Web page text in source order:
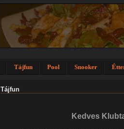
Tájfun Pool Snooker
Tájfun
Kedves